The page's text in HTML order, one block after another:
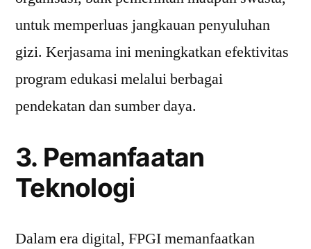
untuk memperluas jangkauan penyuluhan
gizi. Kerjasama ini meningkatkan efektivitas
program edukasi melalui berbagai
pendekatan dan sumber daya.
3. Pemanfaatan
Teknologi
Dalam era digital, FPGI memanfaatkan